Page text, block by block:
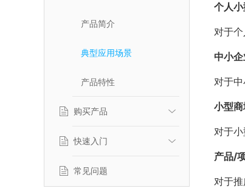
产品简介
典型应用场景
产品特性
购买产品
计费标准
服务等级协议
快速入门
功能介绍
常见问题
个人
对于
中小
对于
小型
对于
产品/
对于